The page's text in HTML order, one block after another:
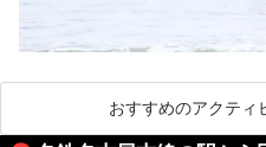
おすすめのアクティ